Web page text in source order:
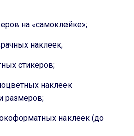
на «самоклейке»;
наклеек;
стикеров;
наклеек
размеров;
наклеек (до